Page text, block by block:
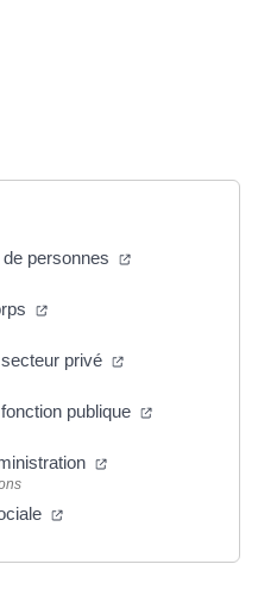
personnes (ouverture dans
(ouverture dans un nouvel
privé (ouverture dans
publique (ouverture
(ouverture dans un
(ouverture dans un